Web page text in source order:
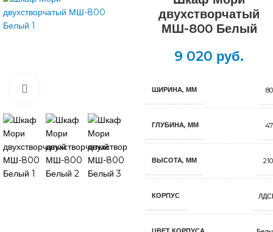
двухстворчатый
МШ-800 Белый
9 020 руб.
ШИРИНА, ММ
ГЛУБИНА, ММ
ВЫСОТА, ММ
КОРПУС